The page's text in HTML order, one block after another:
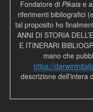
Fondatore di Pikaiae
riferimenti bibliografici
tal proposito ho
ANNI DI STORIA
E ITINERARI
mano che
https://
descrizione dell’intera